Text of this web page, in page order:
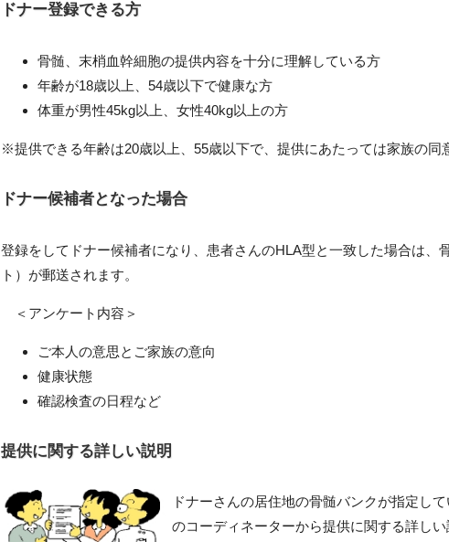
ドナー登録できる方
骨髄、末梢血幹細胞の提供内容を十分に理解している方
年齢が18歳以上、54歳以下で健康な方
体重が男性45kg以上、女性40kg以上の方
※提供できる年齢は20歳以上、55歳以下で、提供にあたっては家族の同
ドナー候補者となった場合
登録をしてドナー候補者になり、患者さんのHLA型と一致した場合は、
ト）が郵送されます。
＜アンケート内容＞
ご本人の意思とご家族の意向
健康状態
確認検査の日程など
提供に関する詳しい説明
ドナーさんの居住地の骨髄バンクが指定し
のコーディネーターから提供に関する詳し